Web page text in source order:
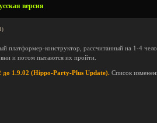
версия
платформер-конструктор, рассчитанный на 1-4
и потом пытаются их пройти.
до 1.9.02 (Hippo-Party-Plus Update). Список